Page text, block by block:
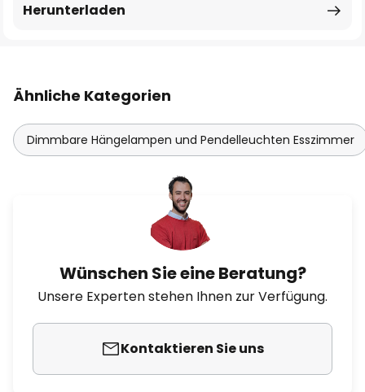
Herunterladen
Ähnliche Kategorien
Dimmbare Hängelampen und Pendelleuchten Esszimmer
Wünschen Sie eine Beratung?
Unsere Experten stehen Ihnen zur Verfügung.
Kontaktieren Sie uns